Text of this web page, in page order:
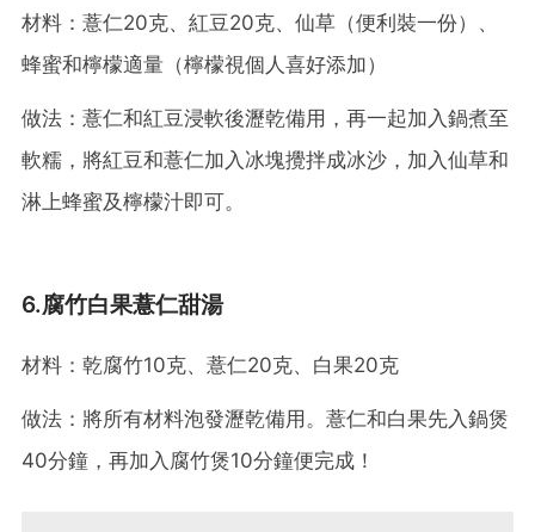
材料：薏仁20克、紅豆20克、仙草（便利裝一份）、
蜂蜜和檸檬適量（檸檬視個人喜好添加）
做法：薏仁和紅豆浸軟後瀝乾備用，再一起加入鍋煮至
軟糯，將紅豆和薏仁加入冰塊攪拌成冰沙，加入仙草和
淋上蜂蜜及檸檬汁即可。
6.腐竹白果薏仁甜湯
材料：乾腐竹10克、薏仁20克、白果20克
做法：將所有材料泡發瀝乾備用。薏仁和白果先入鍋煲
40分鐘，再加入腐竹煲10分鐘便完成！